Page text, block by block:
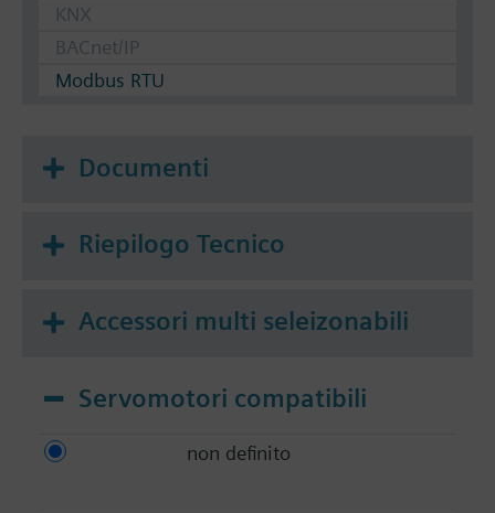
KNX
BACnet/IP
Modbus RTU
Documenti
Riepilogo Tecnico
Accessori multi seleizonabili
Servomotori compatibili
non definito